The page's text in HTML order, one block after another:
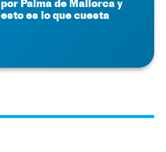
esto es lo que cuesta